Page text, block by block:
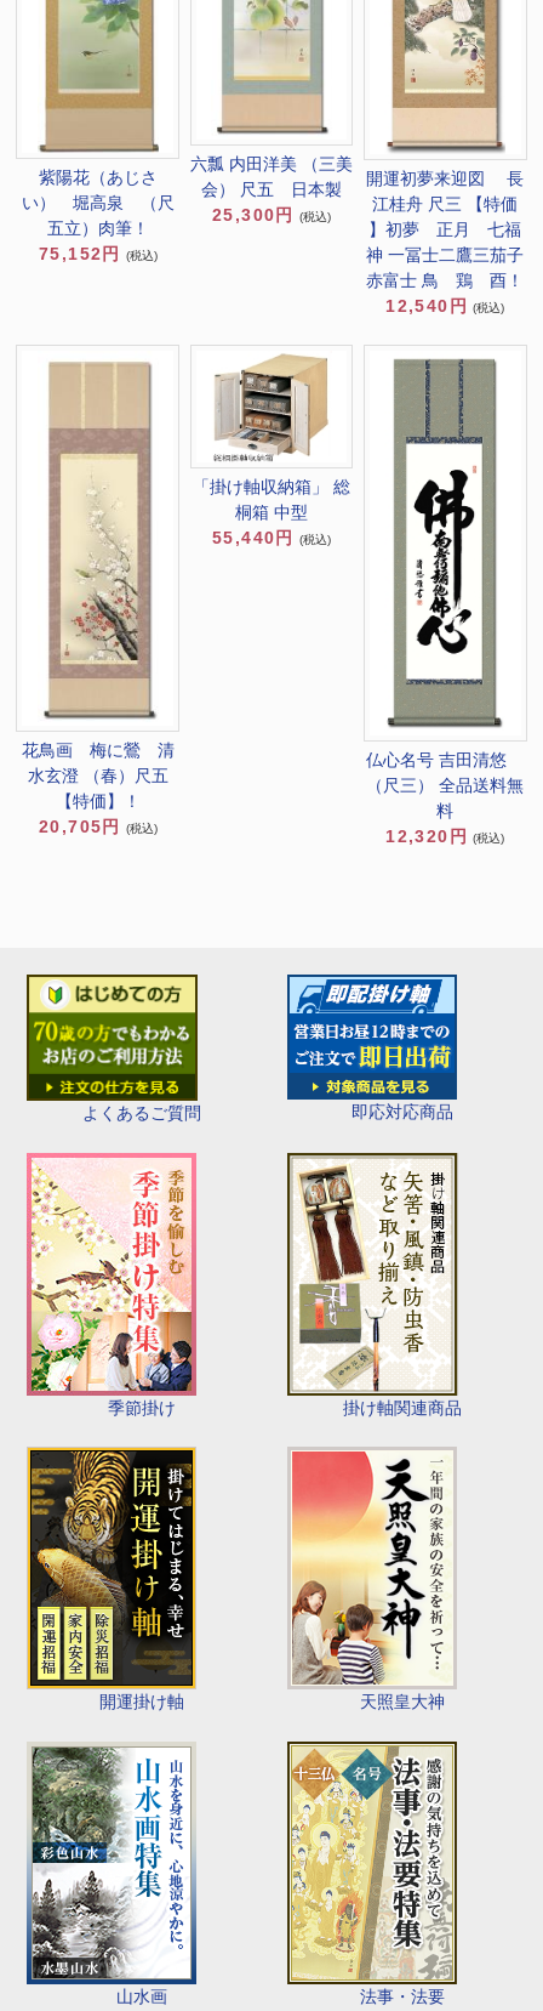
よくあるご質問 即応対応商品
季節掛け 掛け軸関連商品
開運掛け軸 天照皇大神
山水画 法事・法要
紫陽花（あじさ
い） 堀高泉 （尺
五立）肉筆！
75,152円
(税込)
六瓢 内田洋美 （三美
会） 尺五 日本製
25,300円
(税込)
開運初夢来迎図 長
江桂舟 尺三 【特価
】初夢 正月 七福
神 一冨士二鷹三茄子
赤富士 鳥 鶏 酉！
12,540円
(税込)
花鳥画 梅に鶯 清
水玄澄 （春）尺五
【特価】！
20,705円
(税込)
「掛け軸収納箱」 総
桐箱 中型
55,440円
(税込)
仏心名号 吉田清悠
（尺三） 全品送料無
料
12,320円
(税込)